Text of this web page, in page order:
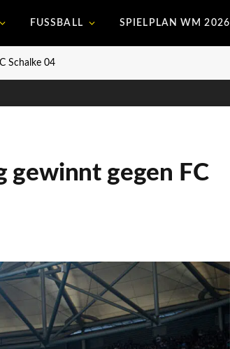
FUSSBALL SPIELPLAN WM 2026
Schalke 04
gewinnt gegen FC